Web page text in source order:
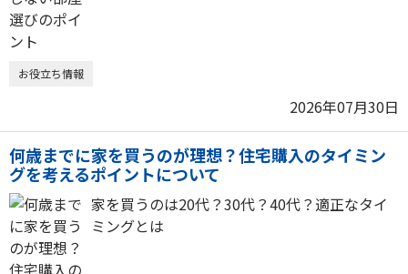
お役立ち情報
2026年07月30日
何歳までに家を買うのが理想？住宅購入のタイミン
グを考えるポイントについて
家を買うのは20代？30代？40代？適正なタイ
ミングとは